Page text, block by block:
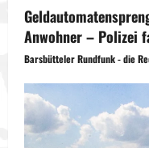
Anwohner – Polizei
Barsbütteler Rundfunk - die